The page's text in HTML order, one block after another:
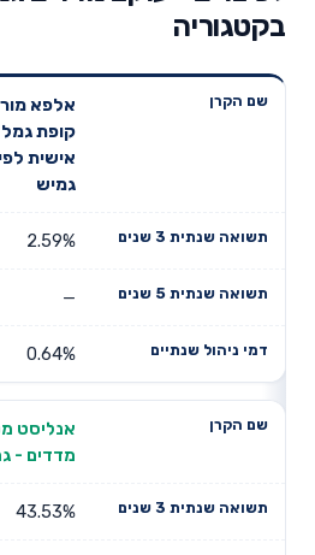
בקטגוריה
שנתית 3
אלפא
קופת גמל
אישית
גמיש
2.59%
—
0.64%
אנליסט
מדדים -
43.53%